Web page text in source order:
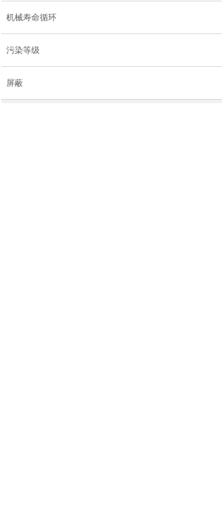
机械寿命循环
污染等级
屏蔽